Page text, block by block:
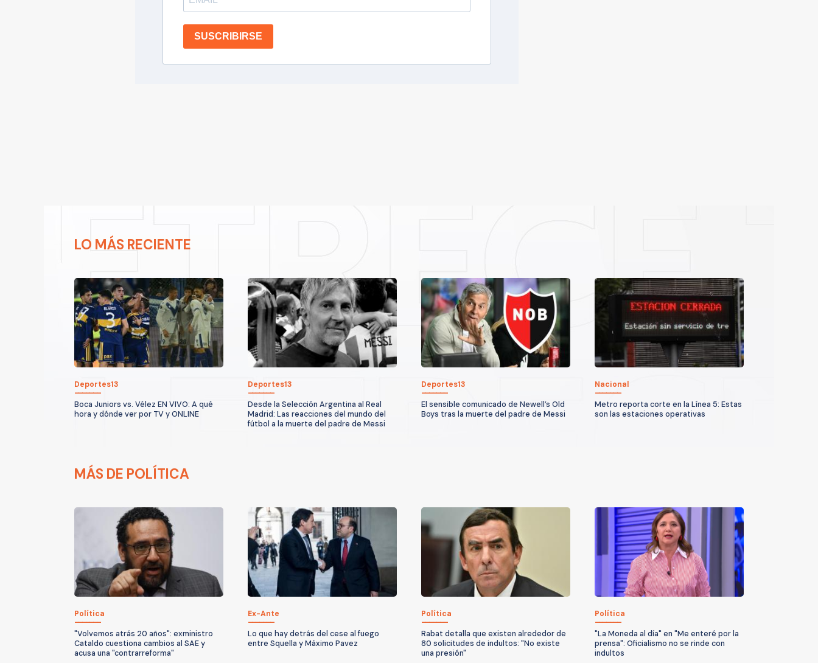
SUSCRIBIRSE
LO MÁS RECIENTE
Deportes13
Boca Juniors vs. Vélez EN VIVO: A qué
hora y dónde ver por TV y ONLINE
Deportes13
Desde la Selección Argentina al Real
Madrid: Las reacciones del mundo del
fútbol a la muerte del padre de Messi
Deportes13
El sensible comunicado de Newell’s Old
Boys tras la muerte del padre de Messi
Nacional
Metro reporta corte en la Línea 5: Estas
son las estaciones operativas
MÁS DE POLÍTICA
Política
"Volvemos atrás 20 años": exministro
Cataldo cuestiona cambios al SAE y
acusa una "contrarreforma"
Ex-Ante
Lo que hay detrás del cese al fuego
entre Squella y Máximo Pavez
Política
Rabat detalla que existen alrededor de
80 solicitudes de indultos: "No existe
una presión"
Política
"La Moneda al día" en "Me enteré por la
prensa": Oficialismo no se rinde con
indultos